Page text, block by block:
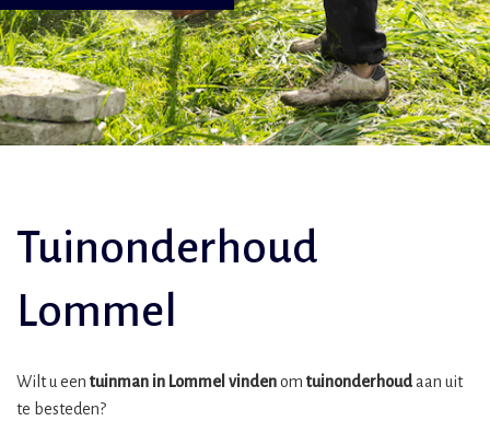
Tuinonderhoud
Lommel
Wilt u een tuinman in Lommel vindenom tuinonderhoudaan uit
te besteden?